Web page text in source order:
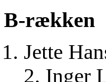
B-rækken
Jette
2.